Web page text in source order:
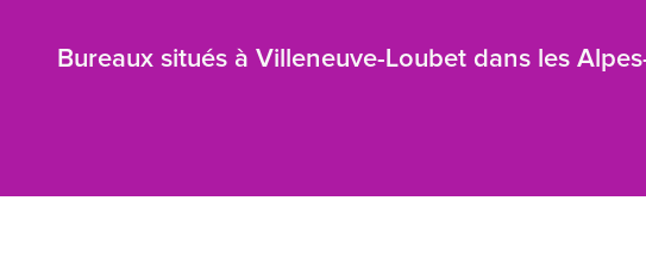
Bureaux situés à Villeneuve-Loubet dans les